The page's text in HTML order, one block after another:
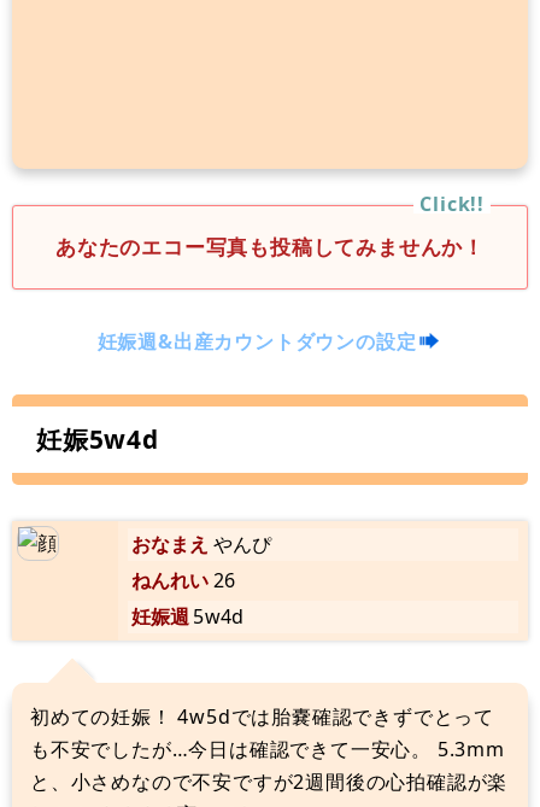
あなたのエコー写真も投稿してみませんか！
妊娠週&出産カウントダウンの設定
妊娠5w4d
おなまえ やんぴ
ねんれい26
妊娠週5w4d
初めての妊娠！ 4w5dでは胎嚢確認できずでとって
も不安でしたが…今日は確認できて一安心。 5.3mm
と、小さめなので不安ですが2週間後の心拍確認が楽